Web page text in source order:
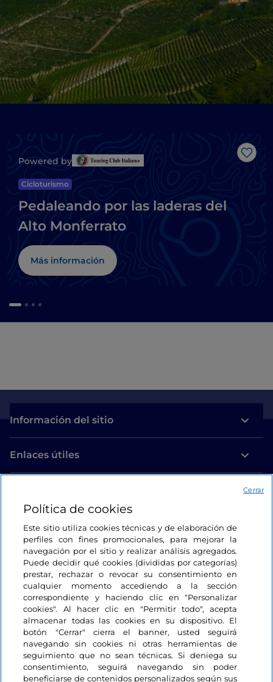
Me
Powered by
Cicloturismo
Pedaleando por las laderas del
Alto Monferrato
Más información
Información del sitio
Enlaces útiles
Estamos en contacto
Política de cookies
Este sitio utiliza cookies técnicas y de elaboración de
perfiles con fines promocionales, para mejorar la
navegación por el sitio y realizar análisis agregados.
Puede decidir qué cookies (divididas por categorías)
prestar, rechazar o revocar su consentimiento en
cualquier momento accediendo a la sección
correspondiente y haciendo clic en "Personalizar
cookies". Al hacer clic en "Permitir todo", acepta
almacenar todas las cookies en su dispositivo. El
botón "Cerrar" cierra el banner, usted seguirá
navegando sin cookies ni otras herramientas de
seguimiento que no sean técnicas. Si deniega su
consentimiento, seguirá navegando sin poder
beneficiarse de contenidos personalizados según sus
Cerrar